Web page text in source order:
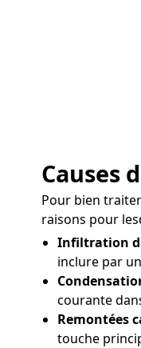
Causes
Pour bien
raisons pour
Infiltration
inclure par
courante
Remontées
touche